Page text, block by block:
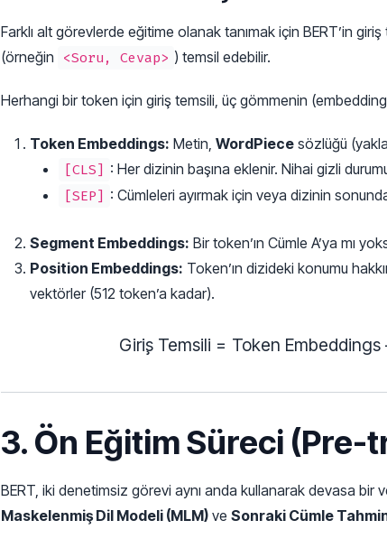
Farklı alt görevlerde eğitime olanak tanımak için BERT’in
(örneğin <Soru, Cevap> ) temsil edebilir.
Herhangi bir token için giriş temsili, üç gömmenin
Token Embeddings: Metin, WordPiece sözlüğü
[CLS] : Her dizinin başına eklenir. Nihai gizli
[SEP] : Cümleleri ayırmak için veya dizinin sonunda
Segment Embeddings: Bir token’ın Cümle A’ya mı
Position Embeddings: Token’ın dizideki konumu
vektörler (512 token’a kadar).
Giris
¸ Temsili = Token Embeddings
3. Ön Eğitim Süreci (Pre-
BERT, iki denetimsiz görevi aynı anda kullanarak devasa
Maskelenmiş Dil Modeli (MLM) ve Sonraki Cümle